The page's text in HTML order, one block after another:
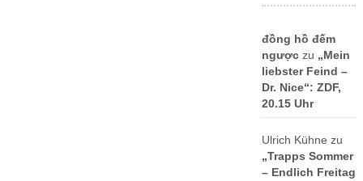
đồng hồ đếm
ngượczu „Mein
liebster Feind –
Dr. Nice“: ZDF,
20.15 Uhr
Ulrich Kühne zu
„Trapps Sommer
– Endlich Freitag